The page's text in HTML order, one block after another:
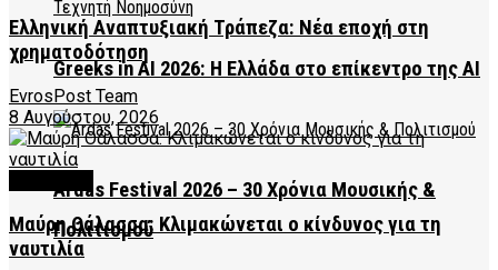
Greeks in AI 2026: Η Ελλάδα στο επίκεντρο της AI
Ardas Festival 2026 – 30 Χρόνια Μουσικής &
Πολιτισμού
Ελληνική Αναπτυξιακή Τράπεζα: Νέα εποχή στη
χρηματοδότηση
EvrosPost Team
8 Αυγούστου, 2026
Μαύρη Θάλασσα: Κλιμακώνεται ο κίνδυνος για τη
ναυτιλία